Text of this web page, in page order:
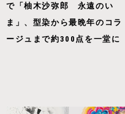
で「柚木沙弥郎 永遠のい
ま」、型染から最晩年のコラ
ージュまで約300点を一堂に